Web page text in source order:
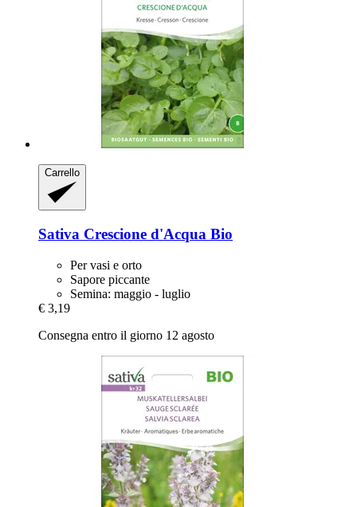
Carrello
Sativa Crescione d'Acqua Bio
Per vasi e orto
Sapore piccante
Semina: maggio - luglio
€ 3,19
Consegna entro il giorno 12 agosto